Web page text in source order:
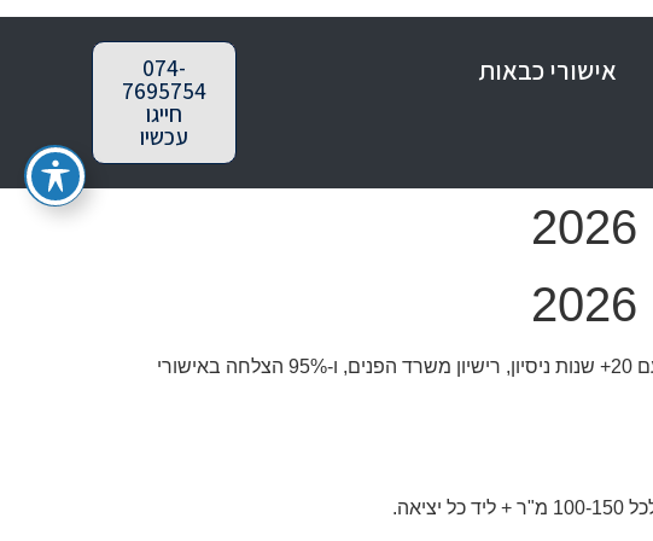
אישורי כבאות
074-
7695754
חייגו
עכשיו
— תימרות תכנון וביצוע מתמחה בפתרונות בטיחות אש מותאמים אישית למשרד. עם 20+ שנות ניסיון, רישיון משרד הפנים, ו-95% הצלחה באישורי